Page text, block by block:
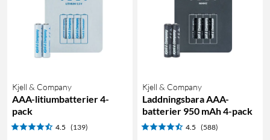
Kjell & Company
AAA-litiumbatterier 4-
pack
4.5 (139)
Kjell & Company
Laddningsbara AAA-
batterier 950 mAh 4-pack
4.5 (588)